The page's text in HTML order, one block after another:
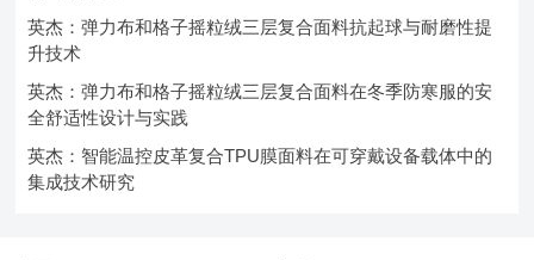
英杰：弹力布和格子摇粒绒三层复合面料抗起球与耐磨性提
升技术
英杰：弹力布和格子摇粒绒三层复合面料在冬季防寒服的安
全舒适性设计与实践
英杰：智能温控皮革复合TPU膜面料在可穿戴设备载体中的
集成技术研究